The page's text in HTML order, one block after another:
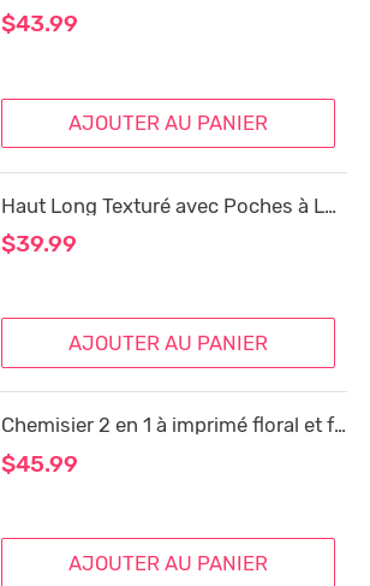
$43.99
AJOUTER AU PANIER
Haut Long Texturé avec Poches à Lacets et Manches Fendues
$39.99
AJOUTER AU PANIER
Chemisier 2 en 1 à imprimé floral et feuilles, bretelles torsadées en PU et pantalon évasé à poches fendues à lacets, tenue grande taille
$45.99
AJOUTER AU PANIER